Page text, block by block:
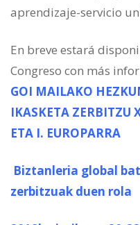
aprendizaje-servicio
En breve estará
Congreso con más
GOI MAILAKO
IKASKETA ZERBITZU
ETA I. EUROPARRA
Biztanleria global
zerbitzuak duen rola